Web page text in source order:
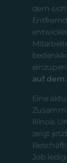
dem
auf
Eine
Illinois
zeigt
Job